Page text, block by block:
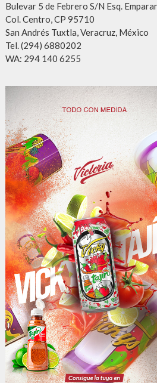
Bulevar 5 de Febrero S/N Esq.
Col. Centro, CP 95710
San Andrés Tuxtla, Veracruz, México
Tel. (294) 6880202
WA: 294 140 6255